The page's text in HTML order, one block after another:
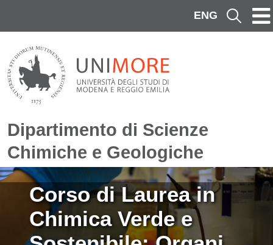
ENG Cerca
Dipartimento di Scienze
Chimiche e Geologiche
Immagine
Corso di Laurea in
Chimica Verde e